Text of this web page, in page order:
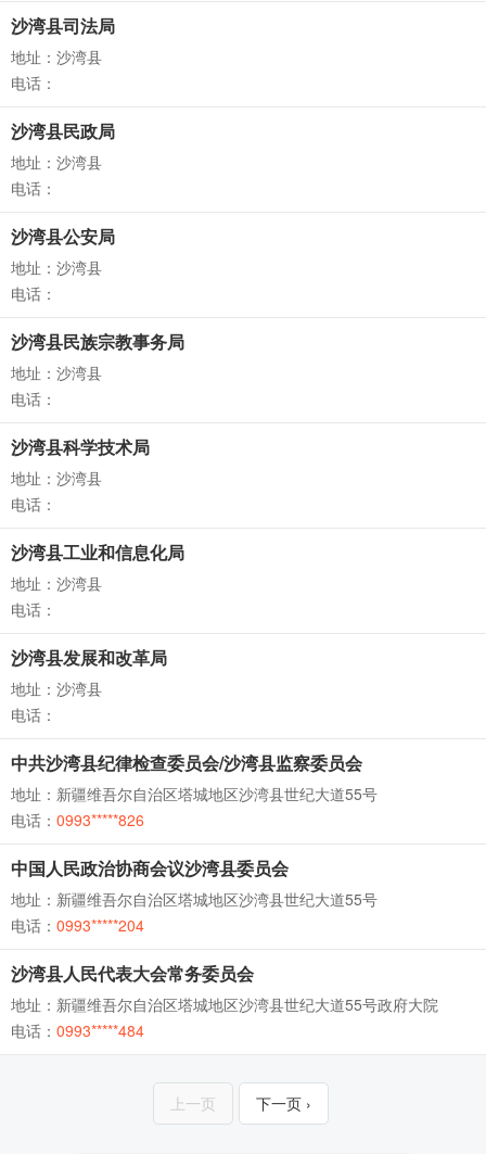
沙湾县司法局
地址：沙湾县
电话：
沙湾县民政局
地址：沙湾县
电话：
沙湾县公安局
地址：沙湾县
电话：
沙湾县民族宗教事务局
地址：沙湾县
电话：
沙湾县科学技术局
地址：沙湾县
电话：
沙湾县工业和信息化局
地址：沙湾县
电话：
沙湾县发展和改革局
地址：沙湾县
电话：
中共沙湾县纪律检查委员会/沙湾县监察委员会
地址：新疆维吾尔自治区塔城地区沙湾县世纪大道55号
电话： 0993*****826
中国人民政治协商会议沙湾县委员会
地址：新疆维吾尔自治区塔城地区沙湾县世纪大道55号
电话： 0993*****204
沙湾县人民代表大会常务委员会
地址：新疆维吾尔自治区塔城地区沙湾县世纪大道55号政府大院
电话： 0993*****484
上一页 下一页 ›